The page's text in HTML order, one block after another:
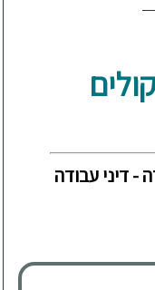
- דיני עבודה